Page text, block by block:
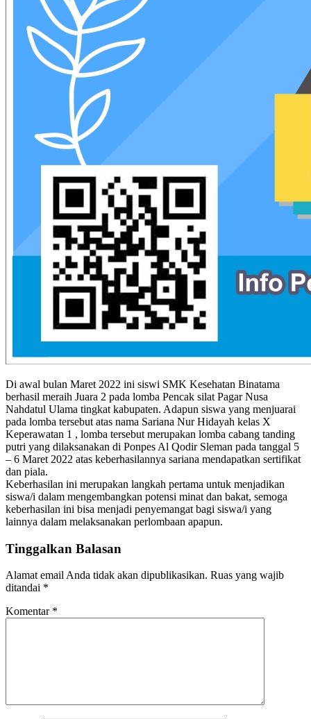
Di awal bulan Maret 2022 ini siswi SMK Kesehatan Binatama
berhasil meraih Juara 2 pada lomba Pencak silat Pagar Nusa
Nahdatul Ulama tingkat kabupaten. Adapun siswa yang menjuarai
pada lomba tersebut atas nama Sariana Nur Hidayah kelas X
Keperawatan 1 , lomba tersebut merupakan lomba cabang tanding
putri yang dilaksanakan di Ponpes Al Qodir Sleman pada tanggal 5
– 6 Maret 2022 atas keberhasilannya sariana mendapatkan sertifikat
dan piala.
Keberhasilan ini merupakan langkah pertama untuk menjadikan
siswa/i dalam mengembangkan potensi minat dan bakat, semoga
keberhasilan ini bisa menjadi penyemangat bagi siswa/i yang
lainnya dalam melaksanakan perlombaan apapun.
Tinggalkan Balasan
Alamat email Anda tidak akan dipublikasikan. Ruas yang wajib
ditandai *
Komentar *